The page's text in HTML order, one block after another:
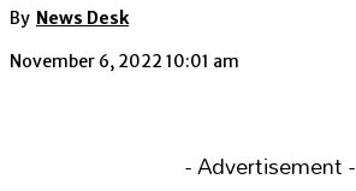
By News Desk
November 6, 2022 10:01 am
- Advertisement -